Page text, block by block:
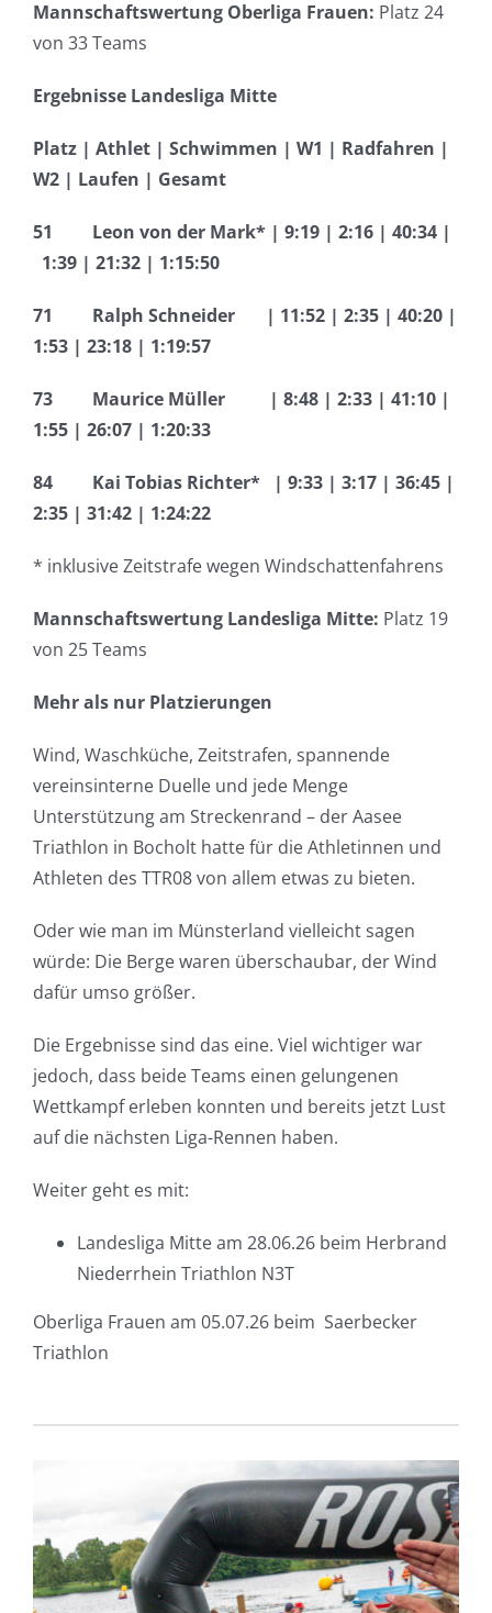
Mannschaftswertung Oberliga Frauen: Platz 24
von 33 Teams
Ergebnisse Landesliga Mitte
Platz | Athlet | Schwimmen | W1 | Radfahren |
W2 | Laufen | Gesamt
51 Leon von der Mark* | 9:19 | 2:16 | 40:34 |
1:39 | 21:32 | 1:15:50
71 Ralph Schneider | 11:52 | 2:35 | 40:20 |
1:53 | 23:18 | 1:19:57
73 Maurice Müller | 8:48 | 2:33 | 41:10 |
1:55 | 26:07 | 1:20:33
84 Kai Tobias Richter* | 9:33 | 3:17 | 36:45 |
2:35 | 31:42 | 1:24:22
* inklusive Zeitstrafe wegen Windschattenfahrens
Mannschaftswertung Landesliga Mitte: Platz 19
von 25 Teams
Mehr als nur Platzierungen
Wind, Waschküche, Zeitstrafen, spannende
vereinsinterne Duelle und jede Menge
Unterstützung am Streckenrand – der Aasee
Triathlon in Bocholt hatte für die Athletinnen und
Athleten des TTR08 von allem etwas zu bieten.
Oder wie man im Münsterland vielleicht sagen
würde: Die Berge waren überschaubar, der Wind
dafür umso größer.
Die Ergebnisse sind das eine. Viel wichtiger war
jedoch, dass beide Teams einen gelungenen
Wettkampf erleben konnten und bereits jetzt Lust
auf die nächsten Liga-Rennen haben.
Weiter geht es mit:
Landesliga Mitte am 28.06.26 beim Herbrand
Niederrhein Triathlon N3T
Oberliga Frauen am 05.07.26 beim Saerbecker
Triathlon